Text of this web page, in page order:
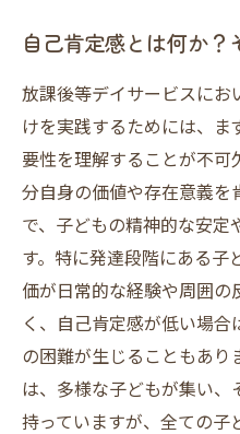
自己肯定感とは何か？
放課後等デイサービスにお
けを実践するためには、
要性を理解することが不可
分自身の価値や存在意義を
で、子どもの精神的な安定
す。特に発達段階にある子
価が日常的な経験や周囲の
く、自己肯定感が低い場
の困難が生じることもあり
は、多様な子どもが集い、
持っていますが、全ての子